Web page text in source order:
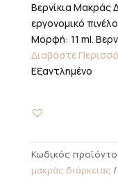
Βερνίκια Μακράς
εργονομικό
Μορφή: 11 ml.
Διαβάστε
Εξαντλημένο
Κωδικός
μακράς διάρκειας